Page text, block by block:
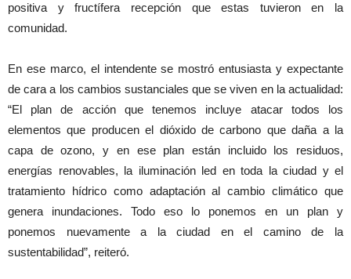
positiva y fructífera recepción que estas tuvieron en la
comunidad.
En ese marco, el intendente se mostró entusiasta y expectante
de cara a los cambios sustanciales que se viven en la actualidad:
“El plan de acción que tenemos incluye atacar todos los
elementos que producen el dióxido de carbono que daña a la
capa de ozono, y en ese plan están incluido los residuos,
energías renovables, la iluminación led en toda la ciudad y el
tratamiento hídrico como adaptación al cambio climático que
genera inundaciones. Todo eso lo ponemos en un plan y
ponemos nuevamente a la ciudad en el camino de la
sustentabilidad”, reiteró.